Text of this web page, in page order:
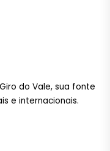
do Vale, sua fonte
e internacionais.